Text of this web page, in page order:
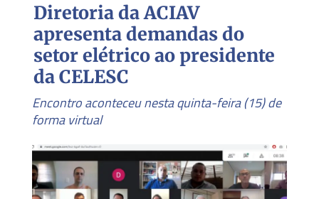
Diretoria da ACIAV
apresenta demandas do
setor elétrico ao presidente
da CELESC
Encontro aconteceu nesta quinta-feira (15) de
forma virtual